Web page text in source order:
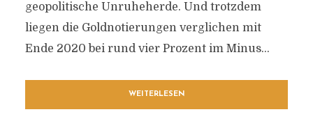
geopolitische Unruheherde. Und trotzdem
liegen die Goldnotierungen verglichen mit
Ende 2020 bei rund vier Prozent im Minus...
WEITERLESEN